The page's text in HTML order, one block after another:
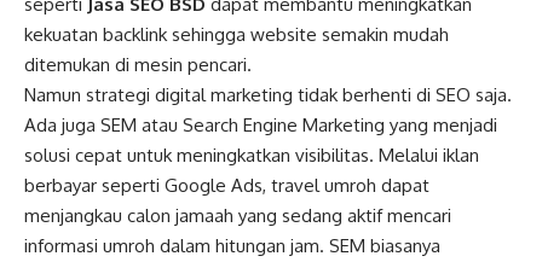
kekuatan backlink sehingga website semakin mudah
ditemukan di mesin pencari.
Namun strategi digital marketing tidak berhenti di SEO saja.
Ada juga SEM atau Search Engine Marketing yang menjadi
solusi cepat untuk meningkatkan visibilitas. Melalui iklan
berbayar seperti Google Ads, travel umroh dapat
menjangkau calon jamaah yang sedang aktif mencari
informasi umroh dalam hitungan jam. SEM biasanya